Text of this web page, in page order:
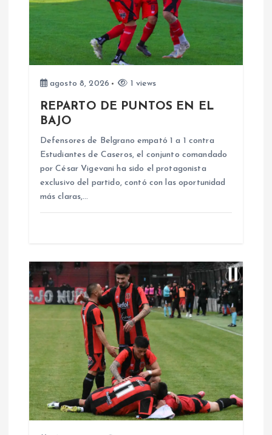
d
e
a
s
agosto 8, 2026 1 views
REPARTO DE PUNTOS EN EL
BAJO
Defensores de Belgrano empató 1 a 1 contra
Estudiantes de Caseros, el conjunto comandado
por César Vigevani ha sido el protagonista
exclusivo del partido, contó con las oportunidad
más claras,…